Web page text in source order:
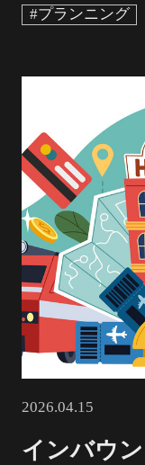
#プランニング
2026.04.15
インバウ